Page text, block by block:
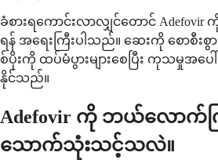
ခံစားရကောင်းလာလျှင်တောင်
ရန် အရေးကြီးပါသည်။ ဆေးကို စောစီးစွ
စ်ပိုးကို ထပ်မံပွားများစေပြီး ကုသမှုအပေ
နိုင်သည်။
Adefovir ကို ဘယ်လောက်
သောက်သုံးသင့်သလဲ။